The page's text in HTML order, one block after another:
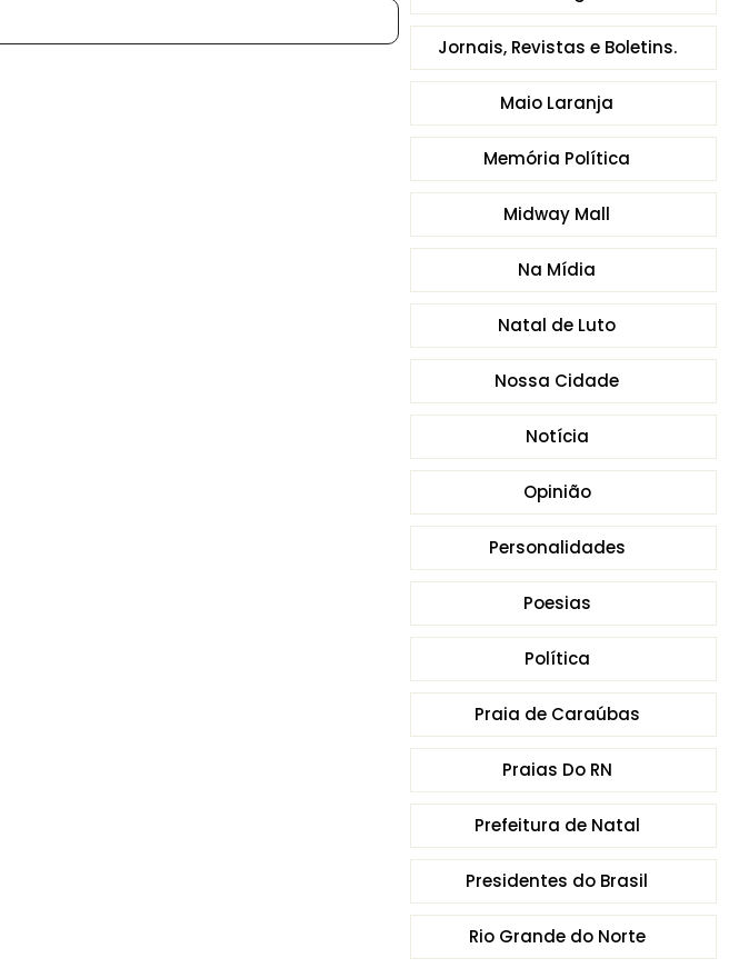
Jornais, Revistas e Boletins.
Maio Laranja
Memória Política
Midway Mall
Na Mídia
Natal de Luto
Nossa Cidade
Notícia
Opinião
Personalidades
Poesias
Política
Praia de Caraúbas
Praias Do RN
Prefeitura de Natal
Presidentes do Brasil
Rio Grande do Norte